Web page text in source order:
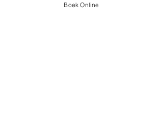
Boek Online